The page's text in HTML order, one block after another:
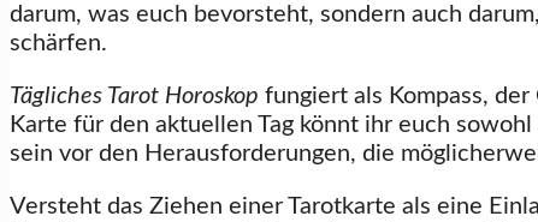
darum, was euch bevorsteht, sondern auch
schärfen.
Tägliches Tarot Horoskop fungiert als Kompass,
Karte für den aktuellen Tag könnt ihr euch
sein vor den Herausforderungen, die
Versteht das Ziehen einer Tarotkarte als eine